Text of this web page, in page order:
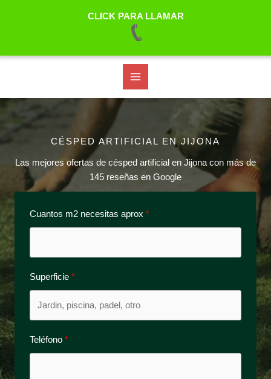
CLICK PARA LLAMAR
CÉSPED ARTIFICIAL EN JIJONA
Las mejores ofertas de césped artificial en Jijona con más de
145 reseñas en Google
Cuantos m2 necesitas aprox
Superficie
Teléfono